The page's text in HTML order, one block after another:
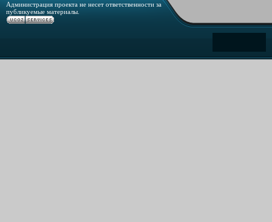
Администрация проекта не несет ответственности за
публикуемые материалы.